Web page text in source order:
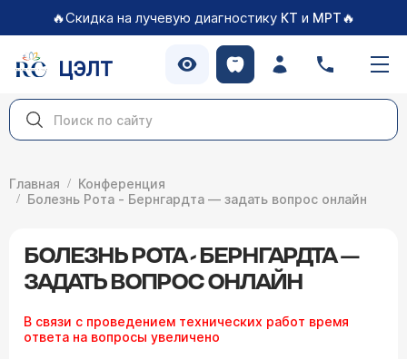
🔥Скидка на лучевую диагностику КТ и МРТ🔥
ЦЭЛТ
Главная
Конференция
Болезнь Рота - Бернгардта — задать вопрос онлайн
БОЛЕЗНЬ РОТА - БЕРНГАРДТА —
ЗАДАТЬ ВОПРОС ОНЛАЙН
В связи с проведением технических работ время
ответа на вопросы увеличено